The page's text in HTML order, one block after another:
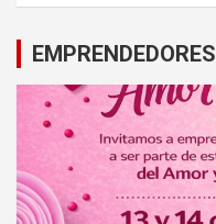
EMPRENDEDORES